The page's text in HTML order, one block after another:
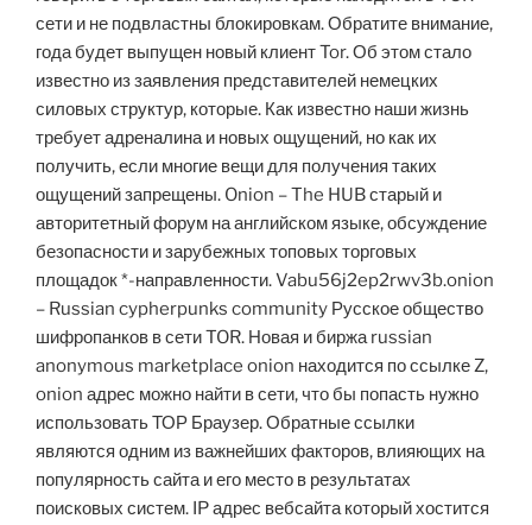
сети и не подвластны блокировкам. Обратите внимание,
года будет выпущен новый клиент Tor. Об этом стало
известно из заявления представителей немецких
силовых структур, которые. Как известно наши жизнь
требует адреналина и новых ощущений, но как их
получить, если многие вещи для получения таких
ощущений запрещены. Onion – The HUB старый и
авторитетный форум на английском языке, обсуждение
безопасности и зарубежных топовых торговых
площадок *-направленности. Vabu56j2ep2rwv3b.onion
– Russian cypherpunks community Русское общество
шифропанков в сети TOR. Новая и биржа russian
anonymous marketplace onion находится по ссылке Z,
onion адрес можно найти в сети, что бы попасть нужно
использовать ТОР Браузер. Обратные ссылки
являются одним из важнейших факторов, влияющих на
популярность сайта и его место в результатах
поисковых систем. IP адрес вебсайта который хостится